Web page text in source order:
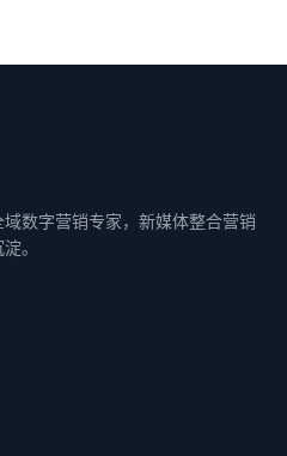
数字营销专家，新媒体整合营销
。